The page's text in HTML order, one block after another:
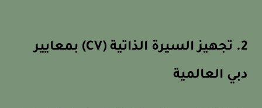
2. تجهيز السيرة الذاتية (CV) بمعايير
دبي العالمية